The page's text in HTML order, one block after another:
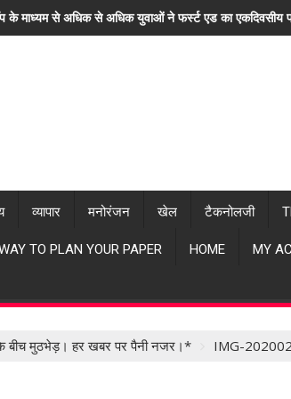
के माध्यम से अधिक से अधिक युवाओं ने फर्स्ट एड का एकदिवसीय
व्यापार मनोरंजन खेल टैकनोलजी
TO PLAN YOUR PAPER HOME MY
के बीच मुठभेड़। हर खबर पर पैनी नजर।* IMG-